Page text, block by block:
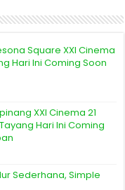
Square XXI Cinema
Hari Ini Coming Soon
XXI Cinema 21
Hari Ini Coming
Sederhana, Simple